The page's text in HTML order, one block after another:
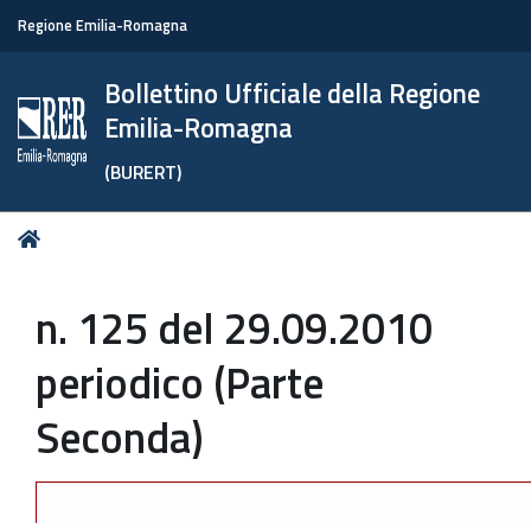
Regione Emilia-Romagna
Bollettino Ufficiale della Regione
Emilia-Romagna
(BURERT)
Tu
n. 125 del 29.09.2010
periodico (Parte
Seconda)